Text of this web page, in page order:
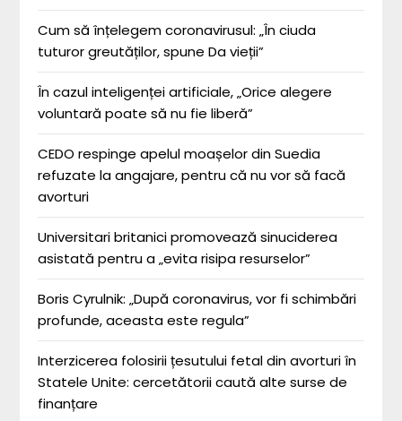
Cum să înțelegem coronavirusul: „În ciuda
tuturor greutăților, spune Da vieții”
În cazul inteligenței artificiale, „Orice alegere
voluntară poate să nu fie liberă”
CEDO respinge apelul moașelor din Suedia
refuzate la angajare, pentru că nu vor să facă
avorturi
Universitari britanici promovează sinuciderea
asistată pentru a „evita risipa resurselor”
Boris Cyrulnik: „După coronavirus, vor fi schimbări
profunde, aceasta este regula”
Interzicerea folosirii țesutului fetal din avorturi în
Statele Unite: cercetătorii caută alte surse de
finanțare